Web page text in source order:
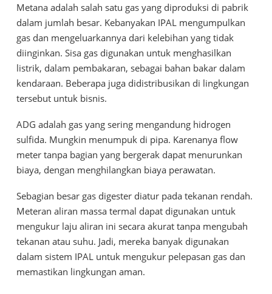
Metana adalah salah satu gas yang diproduksi di pabrik
dalam jumlah besar. Kebanyakan IPAL mengumpulkan
gas dan mengeluarkannya dari kelebihan yang tidak
diinginkan. Sisa gas digunakan untuk menghasilkan
listrik, dalam pembakaran, sebagai bahan bakar dalam
kendaraan. Beberapa juga didistribusikan di lingkungan
tersebut untuk bisnis.
ADG adalah gas yang sering mengandung hidrogen
sulfida. Mungkin menumpuk di pipa. Karenanya flow
meter tanpa bagian yang bergerak dapat menurunkan
biaya, dengan menghilangkan biaya perawatan.
Sebagian besar gas digester diatur pada tekanan rendah.
Meteran aliran massa termal dapat digunakan untuk
mengukur laju aliran ini secara akurat tanpa mengubah
tekanan atau suhu. Jadi, mereka banyak digunakan
dalam sistem IPAL untuk mengukur pelepasan gas dan
memastikan lingkungan aman.